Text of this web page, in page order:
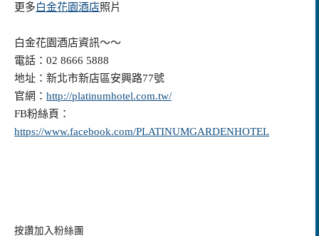
更多白金花園酒店照片
白金花園酒店資訊～～
電話：02 8666 5888
地址：新北市新店區安興路77號
官網： http://platinumhotel.com.tw/
FB粉絲頁：
https://www.facebook.com/PLATINUMGARDENHOTEL
按讚加入粉絲團